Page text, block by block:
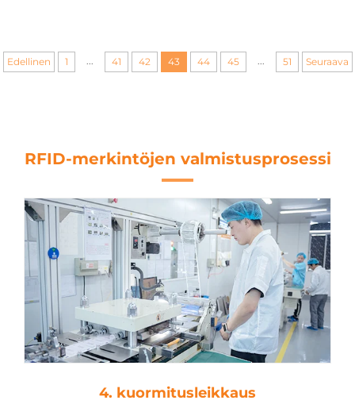
Edellinen 1 41 42 43 44 45 51 Seuraava
RFID-merkintöjen valmistusprosessi
4. kuormitusleikkaus